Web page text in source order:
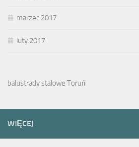
marzec 2017
luty 2017
balustrady stalowe Toruń
WIĘCEJ